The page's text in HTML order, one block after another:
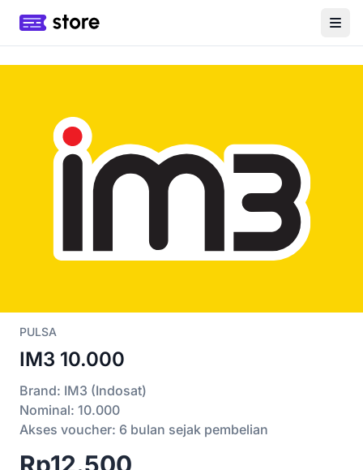
PULSA
IM3 10.000
Brand: IM3 (Indosat)
Nominal: 10.000
Akses voucher: 6 bulan sejak pembelian